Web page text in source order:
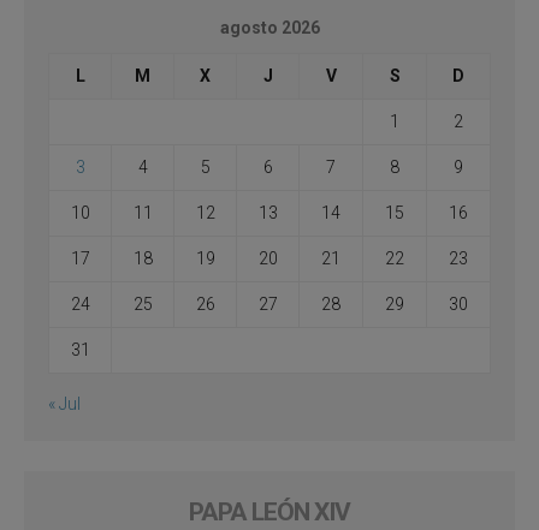
agosto 2026
L M X J V S D
1 2
3 4 5 6 7 8 9
10 11 12 13 14 15 16
17 18 19 20 21 22 23
24 25 26 27 28 29 30
31
« Jul
PAPA LEÓN XIV